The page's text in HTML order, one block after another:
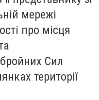
мережі
про місця
Сил
території